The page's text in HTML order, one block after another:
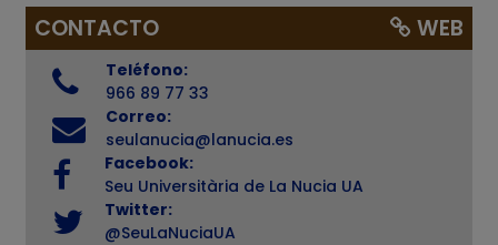
CONTACTO WEB
Teléfono:
966 89 77 33
Correo:
seulanucia@lanucia.es
Facebook:
Seu Universitària de La Nucia UA
Twitter:
@SeuLaNuciaUA